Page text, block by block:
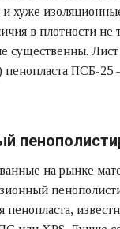
хуже
в плотности не
существенны.
пенопласта ПСБ-25
пенопласта,